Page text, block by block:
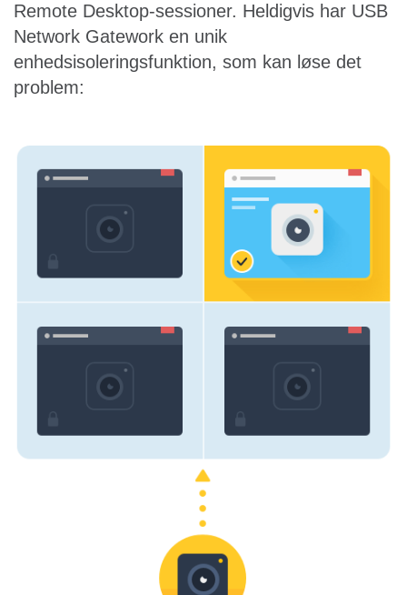
Remote Desktop-sessioner. Heldigvis har USB
Network Gatework en unik
enhedsisoleringsfunktion, som kan løse det
problem: